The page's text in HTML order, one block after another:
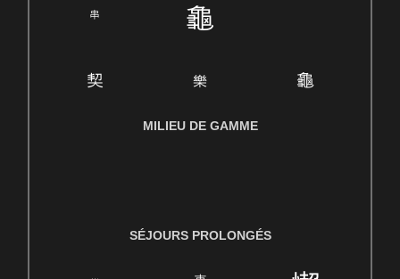
MILIEU DE GAMME
SÉJOURS PROLONGÉS